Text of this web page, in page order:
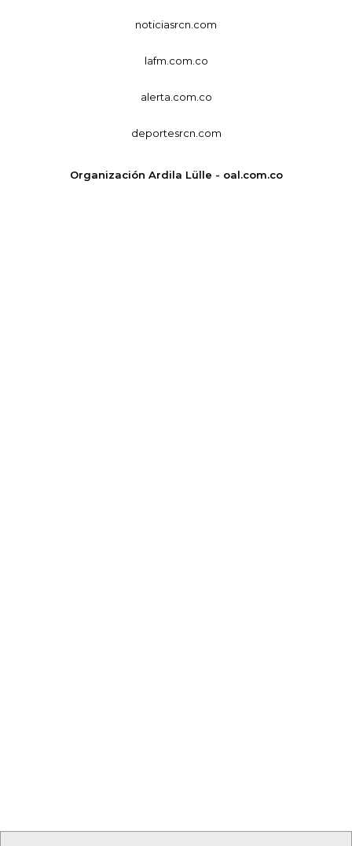
noticiasrcn.com
lafm.com.co
alerta.com.co
deportesrcn.com
Organización Ardila Lülle - oal.com.co